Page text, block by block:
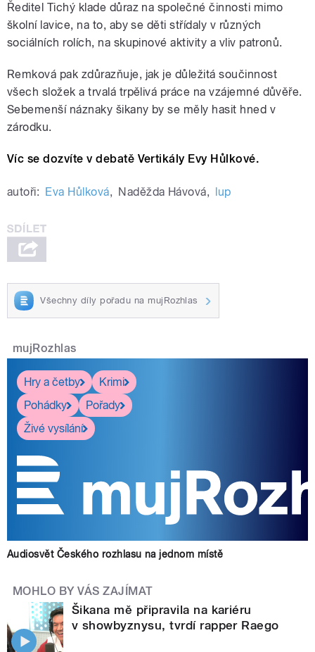
Ředitel Tichý klade důraz na společné činnosti mimo
školní lavice, na to, aby se děti střídaly v různých
sociálních rolích, na skupinové aktivity a vliv patronů.
Remková pak zdůrazňuje, jak je důležitá součinnost
všech složek a trvalá trpělivá práce na vzájemné důvěře.
Sebemenší náznaky šikany by se měly hasit hned v
zárodku.
Víc se dozvíte v debatě Vertikály Evy Hůlkové.
autoři: Eva Hůlková, Naděžda Hávová, lup
Všechny díly pořadu na mujRozhlas
mujRozhlas
Hry a četby
Krimi
Pohádky
Pořady
Živé vysílání
Audiosvět Českého rozhlasu na jednom místě
MOHLO BY VÁS ZAJÍMAT
Šikana mě připravila na kariéru
v showbyznysu, tvrdí rapper Raego